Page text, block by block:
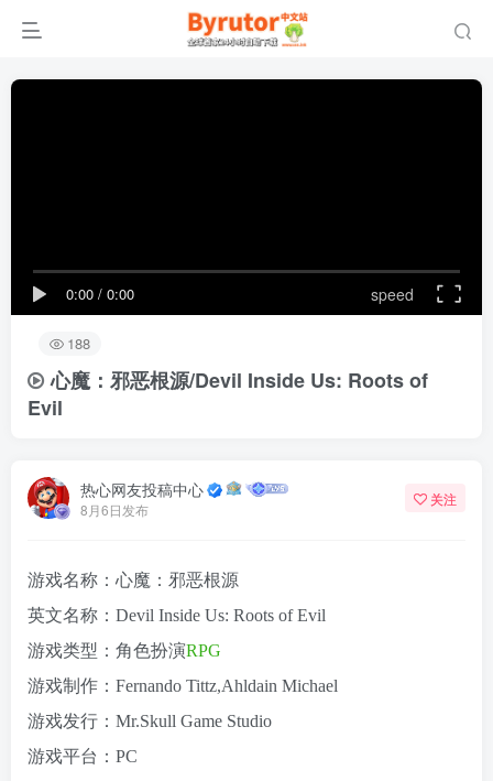
0:00 / 0:00 speed
188
心魔：邪恶根源/Devil Inside Us: Roots of
Evil
热心网友投稿中心
8月6日发布
关注
游戏名称：心魔：邪恶根源
英文名称：Devil Inside Us: Roots of Evil
游戏类型：角色扮演RPG
游戏制作：Fernando Tittz,Ahldain Michael
游戏发行：Mr.Skull Game Studio
游戏平台：PC